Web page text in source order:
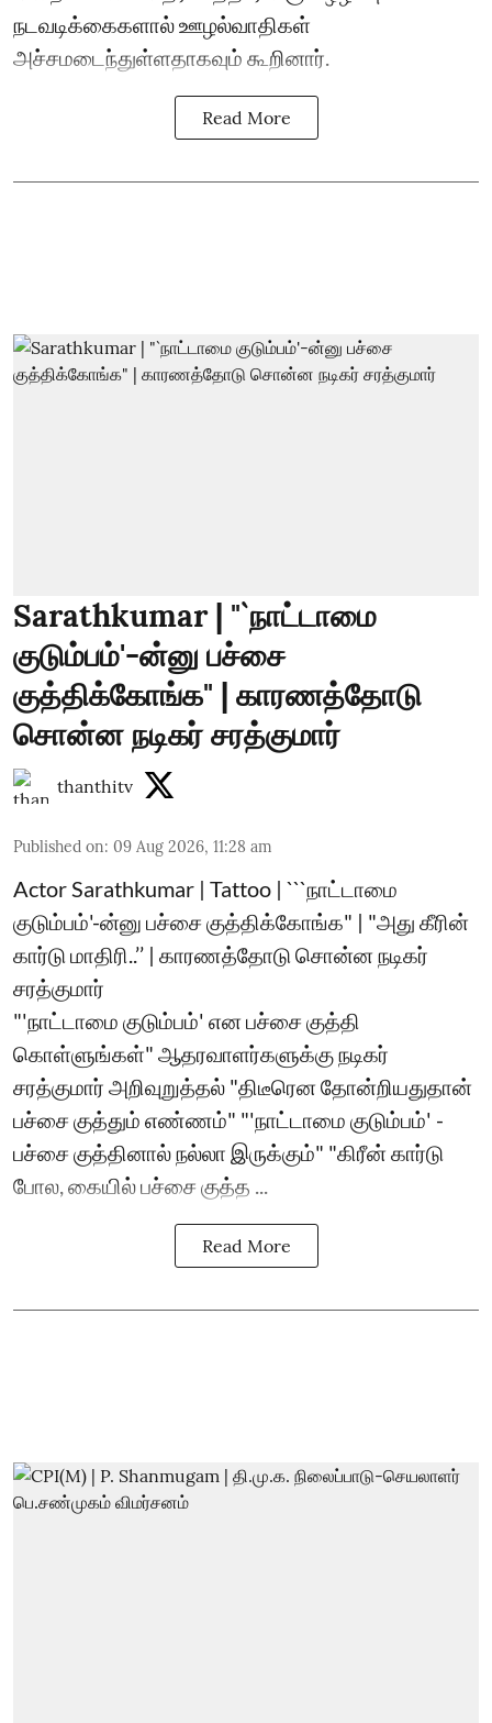
நடவடிக்கைகளால் ஊழல்வாதிகள்
அச்சமடைந்துள்ளதாகவும் கூறினார்.
Read More
Sarathkumar | "`நாட்டாமை
குடும்பம்'-ன்னு பச்சை
குத்திக்கோங்க" | காரணத்தோடு
சொன்ன நடிகர் சரத்குமார்
thanthitv
Published on: 09 Aug 2026, 11:28 am
Actor Sarathkumar | Tattoo | ```நாட்டாமை
குடும்பம்'-ன்னு பச்சை குத்திக்கோங்க" | "அது கீரின்
கார்டு மாதிரி..’’ | காரணத்தோடு சொன்ன நடிகர்
சரத்குமார்
"'நாட்டாமை குடும்பம்' என பச்சை குத்தி
கொள்ளுங்கள்" ஆதரவாளர்களுக்கு நடிகர்
சரத்குமார் அறிவுறுத்தல் "திடீரென தோன்றியதுதான்
பச்சை குத்தும் எண்ணம்" "'நாட்டாமை குடும்பம்' -
பச்சை குத்தினால் நல்லா இருக்கும்" "கிரீன் கார்டு
போல, கையில் பச்சை குத்த ...
Read More